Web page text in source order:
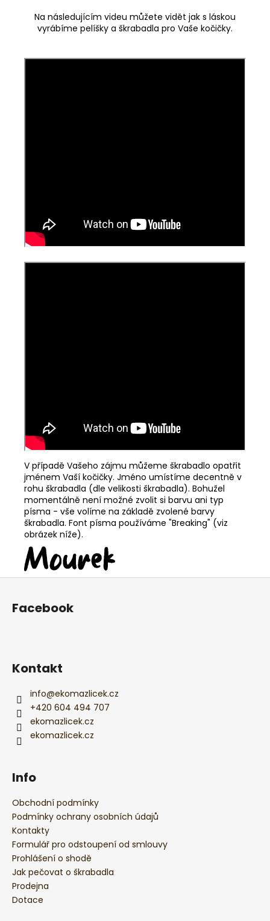
Na následujícím videu můžete vidět jak s láskou
vyrábíme pelíšky a škrabadla pro Vaše kočičky.
V případě Vašeho zájmu můžeme škrabadlo opatřit
jménem Vaší kočičky. Jméno umístíme decentně v
rohu škrabadla (dle velikosti škrabadla). Bohužel
momentálně není možné zvolit si barvu ani typ
písma - vše volíme na základě zvolené barvy
škrabadla. Font písma používáme "Breaking" (viz
obrázek níže).
Z
Facebook
Kontakt
info@ekomazlicek.cz
+420 604 494 707
ekomazlicek.cz
ekomazlicek.cz
Info
Obchodní podmínky
Podmínky ochrany osobních údajů
Kontakty
Formulář pro odstoupení od smlouvy
Prohlášení o shodě
Jak pečovat o škrabadla
Prodejna
Dotace